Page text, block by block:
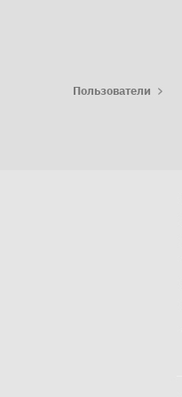
Пользователи